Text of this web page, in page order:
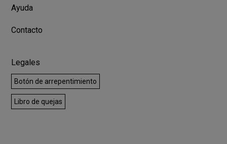
Ayuda
Contacto
Legales
Botón de arrepentimiento
Libro de quejas